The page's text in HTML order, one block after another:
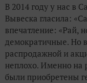
В 2014 году у нас в
Вывеска гласила:
впечатление: «Рай,
демократичные. Но
распродажной и
неплохо. Именно на
были приобретены